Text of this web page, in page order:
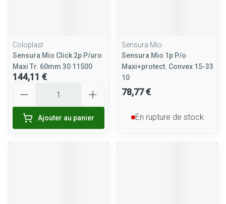
Coloplast
Sensura Mio Click 2p P/uro
Maxi Tr. 60mm 30 11500
144,11 €
Ajouter au panier
Sensura Mio
Sensura Mio 1p P/o
Maxi+protect. Convex 15-33
10
78,77 €
En rupture de stock